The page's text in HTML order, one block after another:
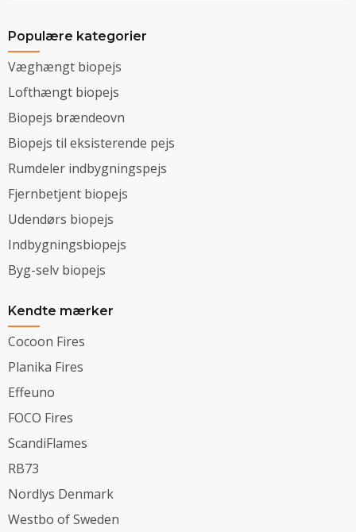
Populære kategorier
Væghængt biopejs
Lofthængt biopejs
Biopejs brændeovn
Biopejs til eksisterende pejs
Rumdeler indbygningspejs
Fjernbetjent biopejs
Udendørs biopejs
Indbygningsbiopejs
Byg-selv biopejs
Kendte mærker
Cocoon Fires
Planika Fires
Effeuno
FOCO Fires
ScandiFlames
RB73
Nordlys Denmark
Westbo of Sweden